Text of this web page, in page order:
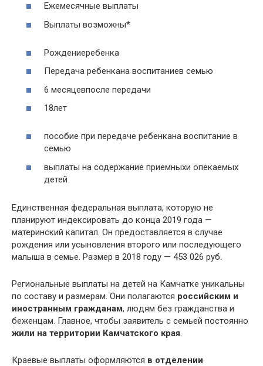
Ежемесячные выплаты
Выплаты возможны*
Рождениеребенка
Передача ребенкана воспитаниев семью
6 месяцевпосле передачи
18лет
пособие при передаче ребенкана воспитание в
семью
выплаты на содержание приемныхи опекаемых
детей
Единственная федеральная выплата, которую не
планируют индексировать до конца 2019 года —
материнский капитал. Он предоставляется в случае
рождения или усыновления второго или последующего
малыша в семье. Размер в 2018 году — 453 026 руб.
Региональные выплаты на детей на Камчатке уникальны
по составу и размерам. Они полагаются российским и
иностранным гражданам, людям без гражданства и
беженцам. Главное, чтобы заявитель с семьей постоянно
жили на территории Камчатского края.
Краевые выплаты оформляются в отделении